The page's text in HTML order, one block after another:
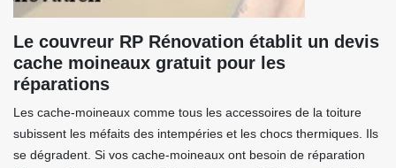
Le couvreur RP Rénovation établit un devis
cache moineaux gratuit pour les
réparations
Les cache-moineaux comme tous les accessoires de la toiture
subissent les méfaits des intempéries et les chocs thermiques. Ils
se dégradent. Si vos cache-moineaux ont besoin de réparation